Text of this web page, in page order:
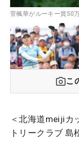
菅楓華がルーキー賞50
こ
＜北海道meiji
トリークラブ